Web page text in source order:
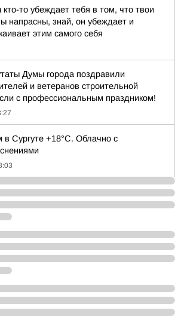
кто-то убеждает тебя в том, что твои
напрасны, знай, он убеждает и
этим самого себя
Думы города поздравили
и ветеранов строительной
с профессиональным праздником!
в Сургуте +18°С. Облачно с